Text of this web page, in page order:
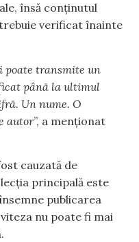
însă conținutul
verificat înainte
poate transmite un
până la ultimul
Un nume. O
autor”, a menționat
cauzată de
principală este
publicarea
nu poate fi mai